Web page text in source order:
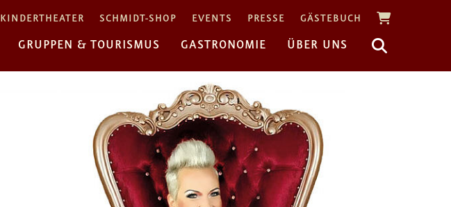
KINDERTHEATER SCHMIDT-SHOP EVENTS PRESSE GÄSTEBUCH
GRUPPEN & TOURISMUS GASTRONOMIE ÜBER UNS